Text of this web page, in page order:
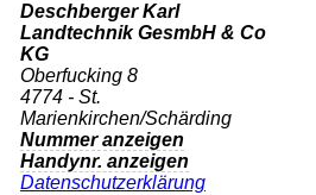
Deschberger Karl
Landtechnik GesmbH & Co
KG
Oberfucking 8
4774 - St.
Marienkirchen/Schärding
Nummer anzeigen
Handynr. anzeigen
Datenschutzerklärung